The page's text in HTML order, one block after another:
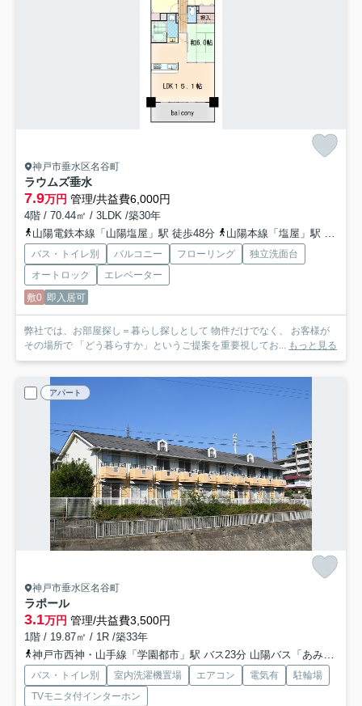
神戸市垂水区名谷町
ラウムズ垂水
7.9万円 管理/共益費6,000円
4階 / 70.44㎡ / 3LDK /築30年
山陽電鉄本線「山陽塩屋」駅 徒歩48分
山陽本線「塩屋」駅 徒歩48分
バス・トイレ別 バルコニー フローリング
独立洗面台
オートロック
エレベーター
敷0 即入居可
弊社では、お部屋探し＝暮らし探しとして 物件だけでなく、 お客様が
その場所で 「どう暮らすか」というご提案を重要視してお... もっと見る
アパート
神戸市垂水区名谷町
ラポール
3.1万円 管理/共益費3,500円
1階 / 19.87㎡ / 1R /築33年
神戸市西神・山手線「学園都市」駅 バス23分 山陽バス「あみだ堂」 停歩3分
バス・トイレ別 室内洗濯機置場 エアコン 電気有
駐輪場
TVモニタ付インターホン